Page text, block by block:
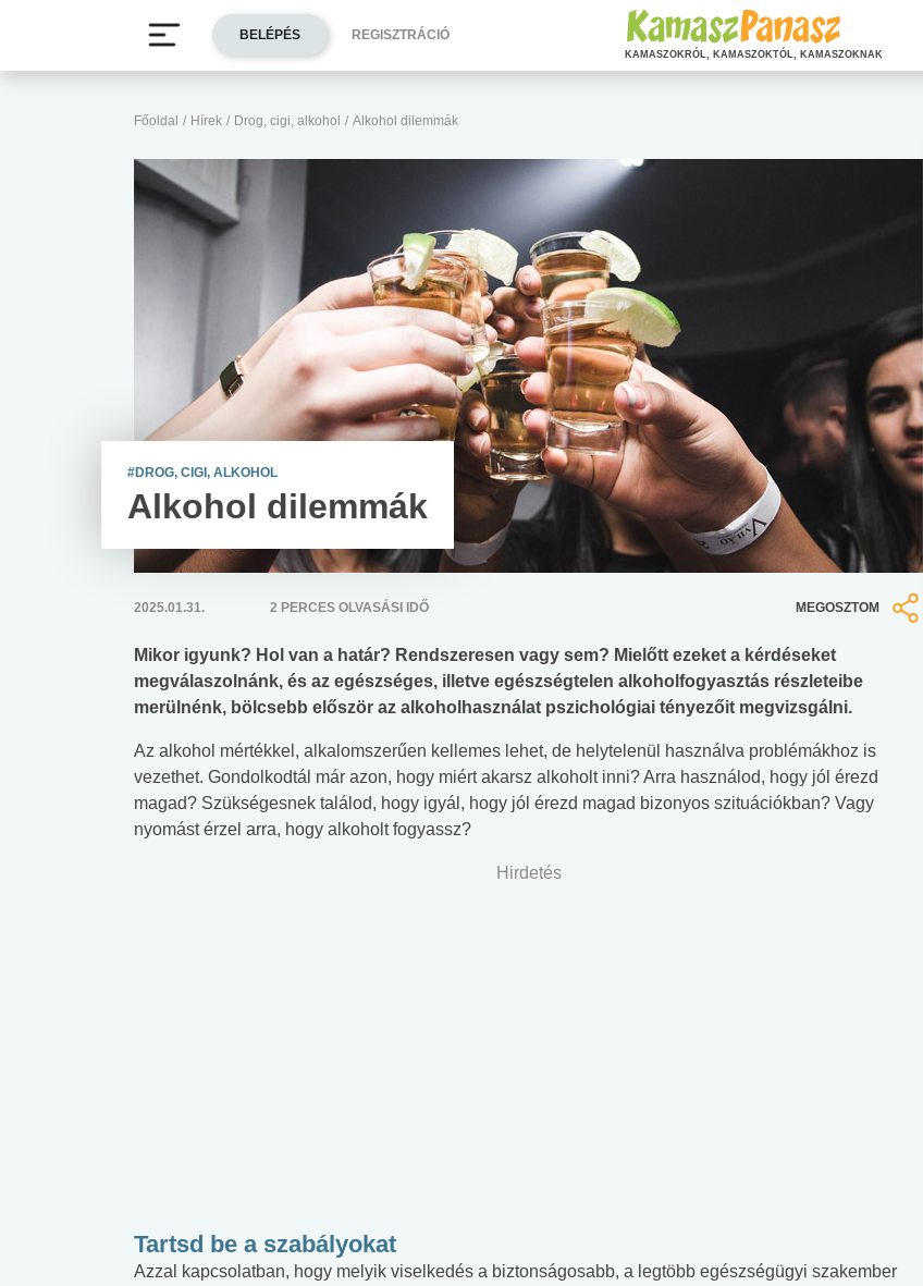
Főoldal / Hírek / Drog, cigi, alkohol / Alkohol dilemmák
#DROG, CIGI, ALKOHOL
Alkohol dilemmák
2025.01.31. 2 PERCES OLVASÁSI IDŐ MEGOSZTOM
Mikor igyunk? Hol van a határ? Rendszeresen vagy sem? Mielőtt ezeket a kérdéseket
megválaszolnánk, és az egészséges, illetve egészségtelen alkoholfogyasztás részleteibe
merülnénk, bölcsebb először az alkoholhasználat pszichológiai tényezőit megvizsgálni.
Az alkohol mértékkel, alkalomszerűen kellemes lehet, de helytelenül használva problémákhoz is
vezethet. Gondolkodtál már azon, hogy miért akarsz alkoholt inni? Arra használod, hogy jól érezd
magad? Szükségesnek találod, hogy igyál, hogy jól érezd magad bizonyos szituációkban? Vagy
nyomást érzel arra, hogy alkoholt fogyassz?
Hirdetés
Tartsd be a szabályokat
Azzal kapcsolatban, hogy melyik viselkedés a biztonságosabb, a legtöbb egészségügyi szakember
BELÉPÉS REGISZTRÁCIÓ
KAMASZOKRÓL, KAMASZOKTÓL, KAMASZOKNAK